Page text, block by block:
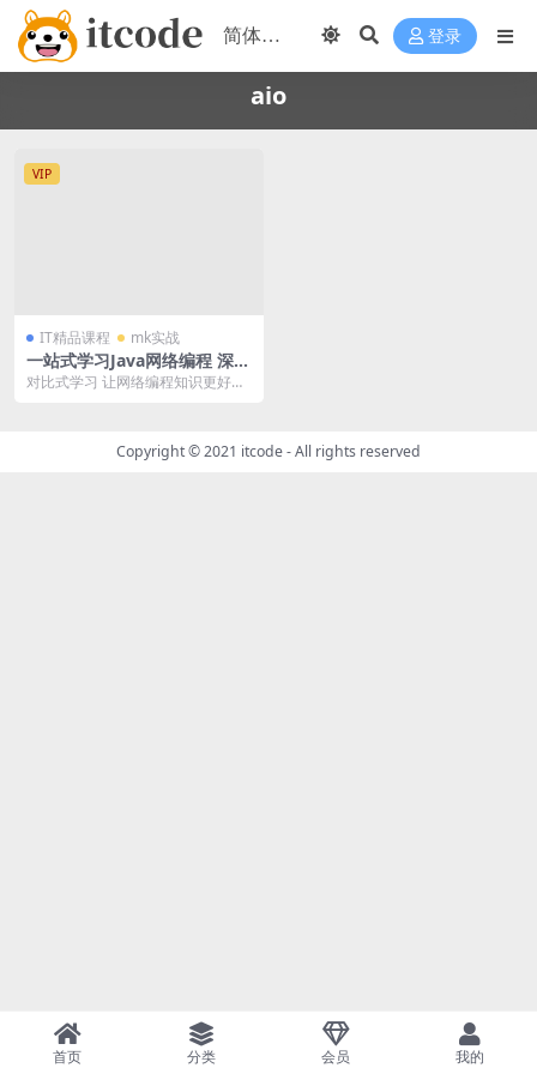
登录
aio
VIP
IT精品课程 mk实战
一站式学习Java网络编程 深度
理解BIO/NIO/AIO | 完结
对比式学习 让网络编程知识更好消
Copyright © 2021 itcode- All rights reserved
首页 分类 会员 我的